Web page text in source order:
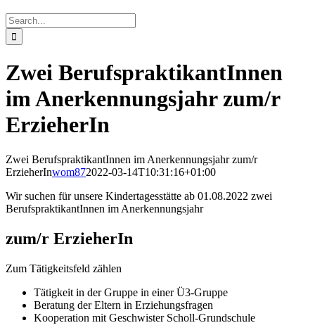
Search
for:
Zwei BerufspraktikantInnen
im Anerkennungsjahr zum/r
ErzieherIn
Zwei BerufspraktikantInnen im Anerkennungsjahr zum/r
ErzieherInwom872022-03-14T10:31:16+01:00
Wir suchen für unsere Kindertagesstätte ab 01.08.2022 zwei
BerufspraktikantInnen im Anerkennungsjahr
zum/r ErzieherIn
Zum Tätigkeitsfeld zählen
Tätigkeit in der Gruppe in einer Ü3-Gruppe
Beratung der Eltern in Erziehungsfragen
Kooperation mit Geschwister Scholl-Grundschule